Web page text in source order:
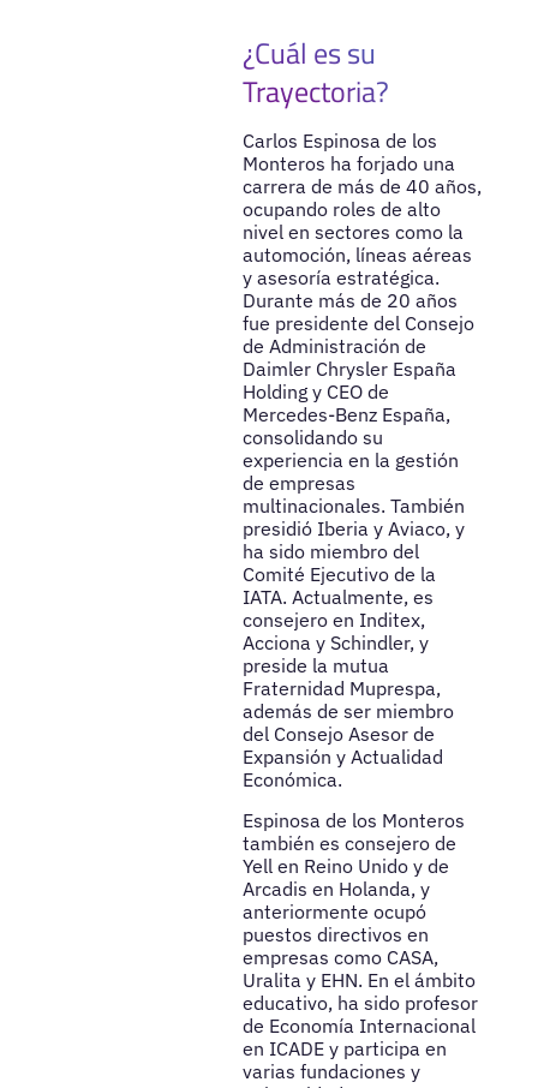
¿Cuál es su
Trayectoria?
Carlos Espinosa de los
Monteros ha forjado una
carrera de más de 40 años,
ocupando roles de alto
nivel en sectores como la
automoción, líneas aéreas
y asesoría estratégica.
Durante más de 20 años
fue presidente del Consejo
de Administración de
Daimler Chrysler España
Holding y CEO de
Mercedes-Benz España,
consolidando su
experiencia en la gestión
de empresas
multinacionales. También
presidió Iberia y Aviaco, y
ha sido miembro del
Comité Ejecutivo de la
IATA. Actualmente, es
consejero en Inditex,
Acciona y Schindler, y
preside la mutua
Fraternidad Muprespa,
además de ser miembro
del Consejo Asesor de
Expansión y Actualidad
Económica.
Espinosa de los Monteros
también es consejero de
Yell en Reino Unido y de
Arcadis en Holanda, y
anteriormente ocupó
puestos directivos en
empresas como CASA,
Uralita y EHN. En el ámbito
educativo, ha sido profesor
de Economía Internacional
en ICADE y participa en
varias fundaciones y